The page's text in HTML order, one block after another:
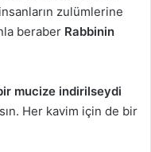
insanların zulümlerine
beraber Rabbinin
mucize indirilseydi
Her kavim için de bir